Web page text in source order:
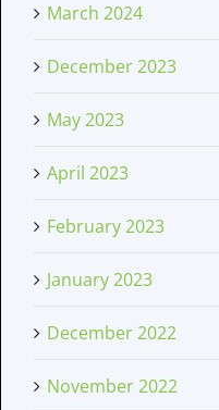
March 2024
December 2023
May 2023
April 2023
February 2023
January 2023
December 2022
November 2022